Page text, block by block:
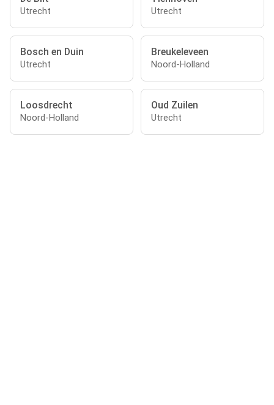
Utrecht Utrecht
Bosch en Duin
Utrecht
Breukeleveen
Noord-Holland
Loosdrecht
Noord-Holland
Oud Zuilen
Utrecht